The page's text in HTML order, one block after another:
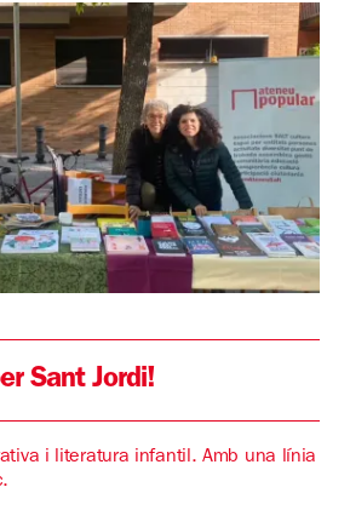
Sant Jordi!
i literatura infantil. Amb una línia